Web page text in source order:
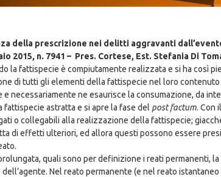
della prescrizione nei delitti aggravanti
2015, n. 7941 – Pres. Cortese, Est. Stefania Di
la fattispecie è compiutamente realizzata e si ha
di tutti gli elementi della fattispecie nel loro
necessariamente ne esaurisce la consumazione, da
astratta e si apre la fase del post factum. Con
o collegabili alla realizzazione della fattispecie;
di effetti ulteriori, ed allora questi possono essere
quali sono per definizione i reati
Nel reato permanente (e nel reato